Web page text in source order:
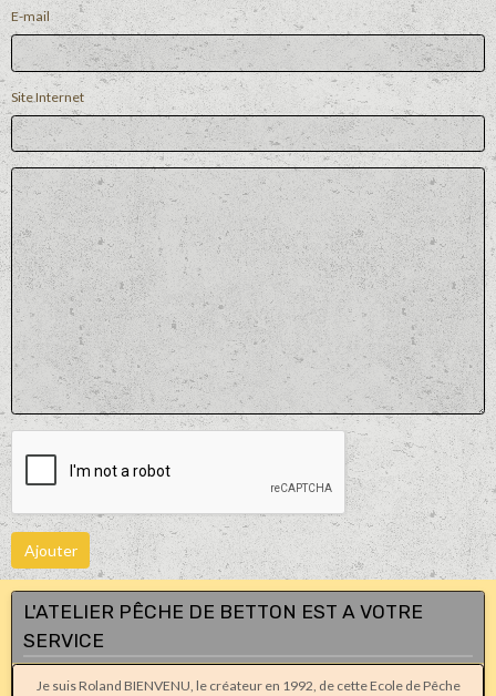
E-mail
Site Internet
Ajouter
L'ATELIER PÊCHE DE BETTON EST A VOTRE
SERVICE
Je suis Roland BIENVENU, le créateur en 1992, de cette Ecole de Pêche